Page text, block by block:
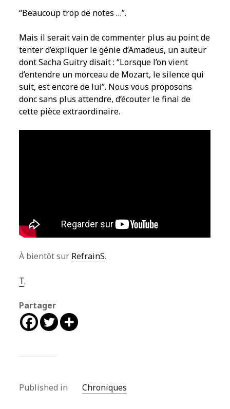
“Beaucoup trop de notes …”.
Mais il serait vain de commenter plus au point de
tenter d’expliquer le génie d’Amadeus, un auteur
dont Sacha Guitry disait : “Lorsque l’on vient
d’entendre un morceau de Mozart, le silence qui
suit, est encore de lui”. Nous vous proposons
donc sans plus attendre, d’écouter le final de
cette pièce extraordinaire.
À bientôt sur RefrainS.
T.
Partager
Published in Chroniques